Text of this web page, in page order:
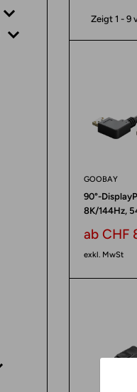
Zeigt 1 - 9
GOOBAY
90°-
8K/144Hz,
ab CHF
exkl. MwSt